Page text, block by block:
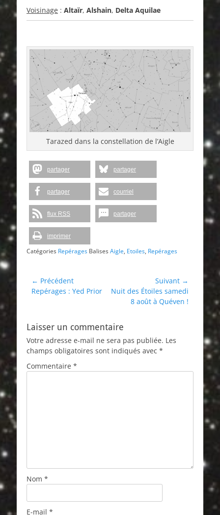
Voisinage : Altaïr, Alshain, Delta Aquilae
Tarazed dans la constellation de l’Aigle
partager partager
partager courriel
flux RSS partager
imprimer
Catégories Repérages BalisesAigle, Etoiles, Repérages
Navigation
de
← Précédent
Article
Repérages : Yed Prior
Suivant →
Article
suivant :
Nuit des Étoiles samedi
8 août à Quéven !
Laisser un commentaire
Votre adresse e-mail ne sera pas publiée. Les
champs obligatoires sont indiqués avec *
Commentaire *
Nom *
E-mail *